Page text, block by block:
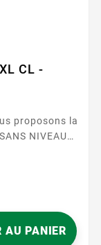
CL -
proposons la
NIVEAU
qui
besoins
pour
se
avec clarté et précision. La...
AU PANIER